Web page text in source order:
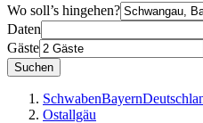
Wo soll’s hingehen?
Daten
Gäste
Suchen
SchwabenBayern
Ostallgäu